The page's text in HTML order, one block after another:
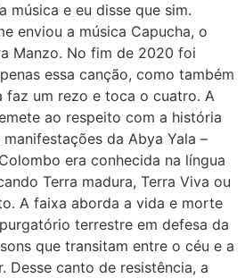
música e eu disse que sim.
enviou a música Capucha, o
Manzo. No fim de 2020 foi
essa canção, como também
faz um rezo e toca o cuatro. A
ao respeito com a história
da Abya Yala –
era conhecida na língua
Terra madura, Terra Viva ou
A faixa aborda a vida e morte
terrestre em defesa da
que transitam entre o céu e a
Desse canto de resistência, a